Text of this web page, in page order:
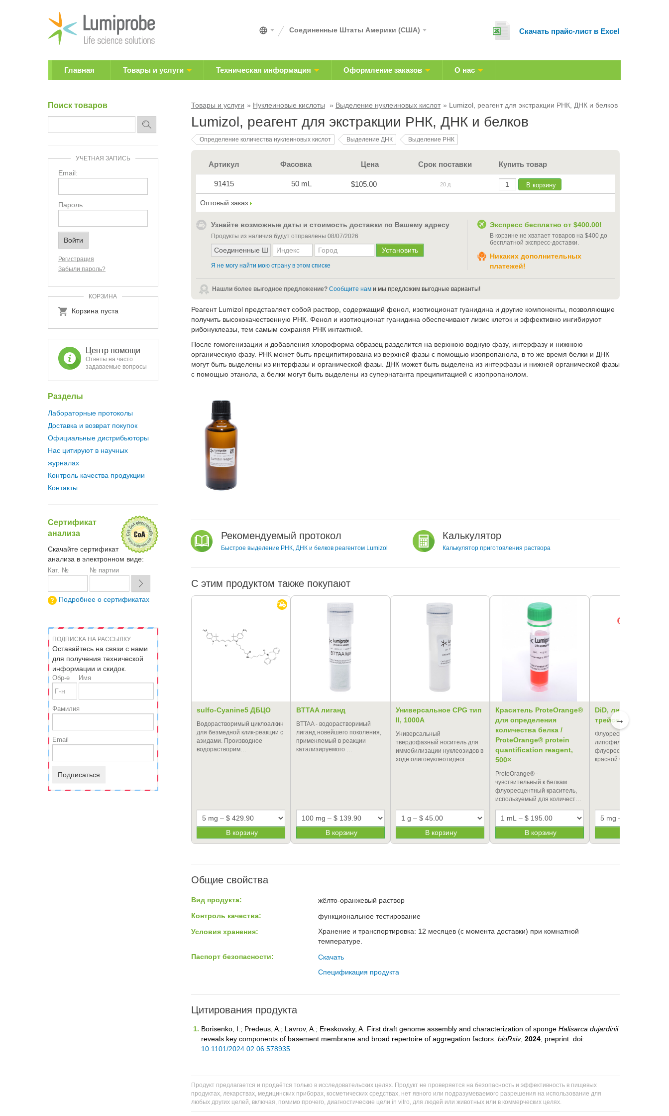
Cкачать прайс-лист в Excel
Соединенные Штаты Америки (США)
Главная Товары и услуги Техническая информация Оформление заказов О нас
Товары и услуги Нуклеиновые кислоты Выделение нуклеиновых кислот Lumizol, реагент для экстракции РНК, ДНК и белков
Lumizol, реагент для экстракции РНК, ДНК и белков
Определение количества нуклеиновых кислот Выделение ДНК Выделение РНК
Артикул Фасовка Цена Срок поставки Купить товар
91415 50 mL $105.00 20 д В корзину
Оптовый заказ
Узнайте возможные даты и стоимость доставки по Вашему адресу
Продукты из наличия будут отправлены 08/07/2026
Я не могу найти мою страну в этом списке
Экспресс бесплатно от $400.00!
В корзине не хватает товаров на $400до
бесплатной экспресс-доставки.
Никаких дополнительных
платежей!
Нашли более выгодное предложение? Сообщите нам и мы предложим выгодные варианты!
Реагент Lumizol представляет собой раствор, содержащий фенол, изотиоционат гуанидина и другие компоненты, позволяющие
получить высококачественную РНК. Фенол и изотиоционат гуанидина обеспечивают лизис клеток и эффективно ингибируют
рибонуклеазы, тем самым сохраняя РНК интактной.
После гомогенизации и добавления хлороформа образец разделится на верхнюю водную фазу, интерфазу и нижнюю
органическую фазу. РНК может быть преципитирована из верхней фазы с помощью изопропанола, в то же время белки и ДНК
могут быть выделены из интерфазы и органической фазы. ДНК может быть выделена из интерфазы и нижней органической фазы
с помощью этанола, а белки могут быть выделены из супернатанта преципитацией с изопропанолом.
Рекомендуемый протокол
Быстрое выделение РНК, ДНК и белков реагентом Lumizol
Калькулятор
Калькулятор приготовления раствора
С этим продуктом также покупают
sulfo-Cyanine5 ДБЦО
Водорастворимый циклоалкин
для безмедной клик-реакции с
азидами. Производное
водорастворим…
В корзину
BTTAA лиганд
BTTAA - водорастворимый
лиганд новейшего поколения,
применяемый в реакции
катализируемого …
В корзину
Универсальное CPG тип
II, 1000A
Универсальный
твердофазный носитель для
иммобилизации нуклеозидов в
ходе олигонуклеотидног…
В корзину
Краситель ProteOrange®
для определения
количества белка /
ProteOrange® protein
quantification reagent,
500×
ProteOrange® -
чувствительный к белкам
флуоресцентный краситель,
используемый для количест…
В корзину
DiD, липофильный
трейсер
Флуоресцентный
липофильный краситель,
флуоресцирующий в
красной части спектра,
→
Общие свойства
Вид продукта:
жёлто-оранжевый раствор
Контроль качества:
функциональное тестирование
Условия хранения:
Хранение и транспортировка: 12 месяцев (с момента доставки) при комнатной
температуре.
Паспорт безопасности:
Скачать
Спецификация продукта
Цитирования продукта
Borisenko, I.; Predeus, A.; Lavrov, A.; Ereskovsky, A. First draft genome assembly and characterization of sponge Halisarca dujardinii
reveals key components of basement membrane and broad repertoire of aggregation factors. bioRxiv, 2024, preprint. doi:
10.1101/2024.02.06.578935
Продукт предлагается и продаётся только в исследовательских целях. Продукт не проверяется на безопасность и эффективность в пищевых
продуктах, лекарствах, медицинских приборах, косметических средствах, нет явного или подразумеваемого разрешения на использование для
любых других целей, включая, помимо прочего, диагностические цели in vitro, для людей или животных или в коммерческих целях.
Поиск товаров
УЧЕТНАЯ ЗАПИСЬ
Email:
Пароль:
Регистрация
Забыли пароль?
КОРЗИНА
Корзина пуста
Центр помощи
Ответы на часто
задаваемые вопросы
Разделы
Лабораторные протоколы
Доставка и возврат покупок
Официальные дистрибьюторы
Нас цитируют в научных
журналах
Контроль качества продукции
Контакты
Сертификат
анализа
Скачайте сертификат
анализа в электронном виде:
Кат. № № партии
Подробнее о сертификатах
ПОДПИСКА НА РАССЫЛКУ
Оставайтесь на связи с нами
для получения технической
информации и скидок.
Обр-е Имя
Фамилия
Email
Подписаться